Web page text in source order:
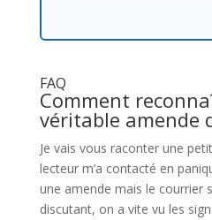
FAQ
Comment
véritable amende
Je vais vous raconter une
lecteur m’a contacté en
une amende mais le courrier
discutant, on a vite vu les